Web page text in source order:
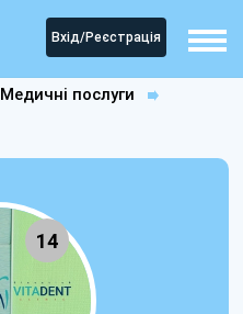
Вхід/Реєстрація
Медичні послуги
14